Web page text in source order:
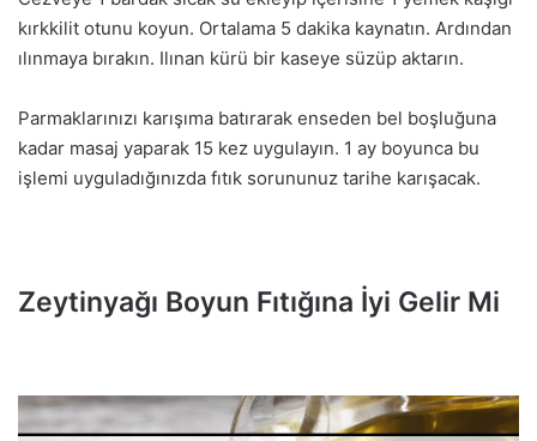
kırkkilit otunu koyun. Ortalama 5 dakika kaynatın. Ardından
ılınmaya bırakın. Ilınan kürü bir kaseye süzüp aktarın.
Parmaklarınızı karışıma batırarak enseden bel boşluğuna
kadar masaj yaparak 15 kez uygulayın. 1 ay boyunca bu
işlemi uyguladığınızda fıtık sorununuz tarihe karışacak.
Zeytinyağı Boyun Fıtığına İyi Gelir Mi